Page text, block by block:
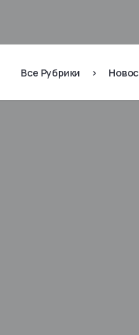
Все Рубрики >